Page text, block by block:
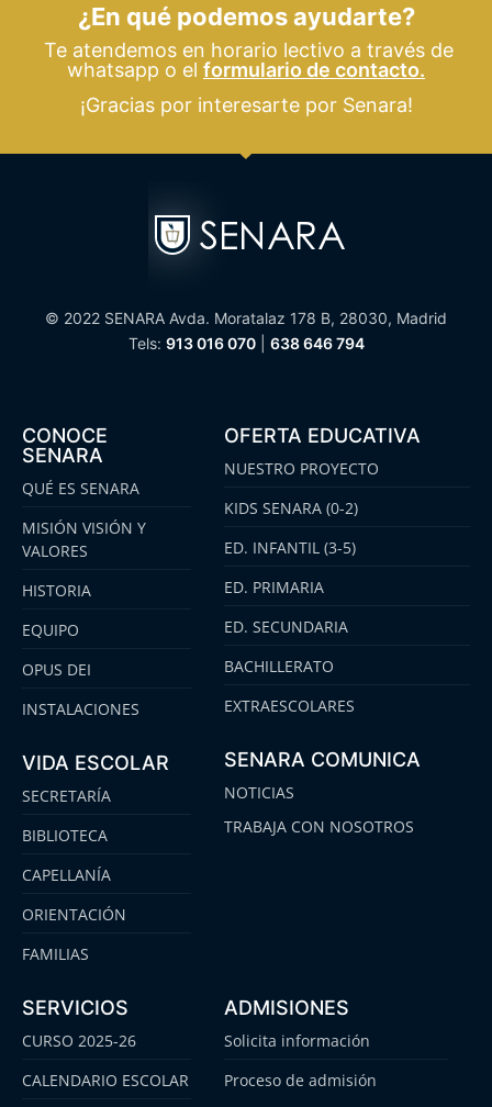
¿En qué podemos ayudarte?
Te atendemos en horario lectivo a través de
whatsapp o el formulario de contacto.
¡Gracias por interesarte por Senara!
© 2022 SENARA Avda. Moratalaz 178 B, 28030, Madrid
Tels: 913 016 070| 638 646 794
CONOCE
SENARA
QUÉ ES SENARA
MISIÓN VISIÓN Y
VALORES
HISTORIA
EQUIPO
OPUS DEI
INSTALACIONES
VIDA ESCOLAR
SECRETARÍA
BIBLIOTECA
CAPELLANÍA
ORIENTACIÓN
FAMILIAS
OFERTA EDUCATIVA
NUESTRO PROYECTO
KIDS SENARA (0-2)
ED. INFANTIL (3-5)
ED. PRIMARIA
ED. SECUNDARIA
BACHILLERATO
EXTRAESCOLARES
SENARA COMUNICA
NOTICIAS
TRABAJA CON NOSOTROS
SERVICIOS
CURSO 2025-26
CALENDARIO ESCOLAR
ADMISIONES
Solicita información
Proceso de admisión